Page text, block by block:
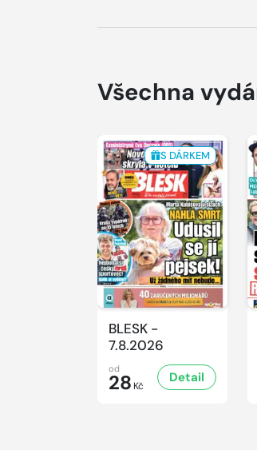
Všechna
S DÁRKEM
BLESK -
7.8.2026
od
28 Kč
Detail